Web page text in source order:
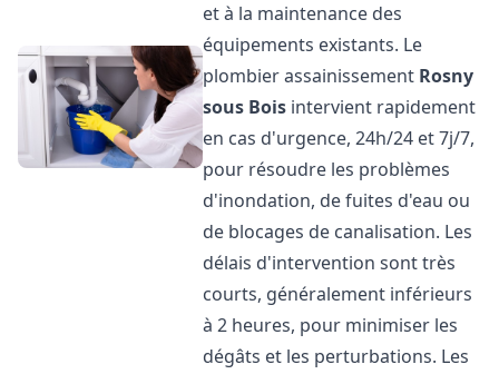
et à la maintenance des
équipements existants. Le
plombier assainissement Rosny
sous Bois intervient rapidement
en cas d'urgence, 24h/24 et 7j/7,
pour résoudre les problèmes
d'inondation, de fuites d'eau ou
de blocages de canalisation. Les
délais d'intervention sont très
courts, généralement inférieurs
à 2 heures, pour minimiser les
dégâts et les perturbations. Les